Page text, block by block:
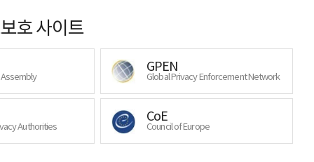
호 사이트
GPEN
Global Privacy Enforcement Network
Authorities
CoE
Council of Europe